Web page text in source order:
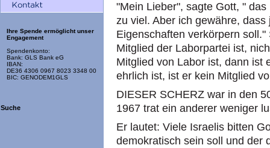
Ihre Spende ermöglicht unser
Engagement
Spendenkonto:
Bank: GLS Bank eG
IBAN:
DE36 4306 0967 8023 3348 00
BIC: GENODEM1GLS
Suche
"Mein Lieber", sagte Gott, "
zu viel. Aber ich gewähre,
Eigenschaften verkörpern
Mitglied der Laborpartei ist,
Mitglied von Labor ist, dann ist
ehrlich ist, ist er kein Mitglied
DIESER SCHERZ war in den
1967 trat ein anderer weniger
Er lautet: Viele Israelis bitten
demokratisch sein soll und der